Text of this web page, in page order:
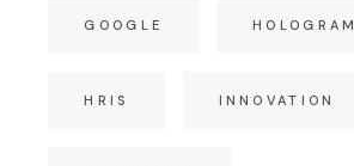
GOOGLE HOLOGRAM
HRIS INNOVATION